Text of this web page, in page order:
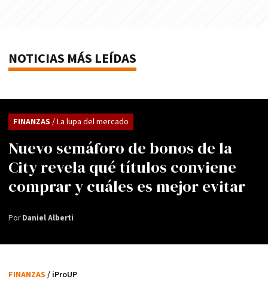
NOTICIAS MÁS LEÍDAS
Nuevo semáforo de bonos de la
City revela qué títulos conviene
comprar y cuáles es mejor evitar
FINANZAS / La lupa del mercado
PorDaniel Alberti
FINANZAS / iProUP